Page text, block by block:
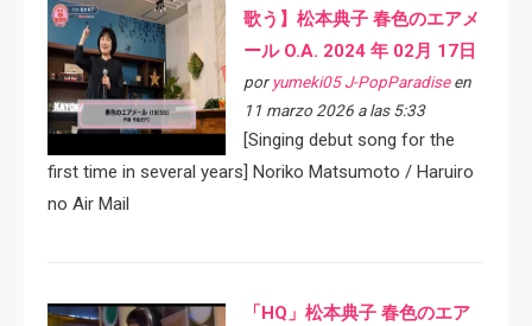
歌う】松本典子 春色のエアメ
ール O.A. 2024 年 02月 17日
por yumeki05 J-PopParadiseen
11 marzo 2026 a las 5:33
[Singing debut song for the
first time in several years] Noriko Matsumoto / Haruiro
no Air Mail
「HQ」松本典子 春色のエア